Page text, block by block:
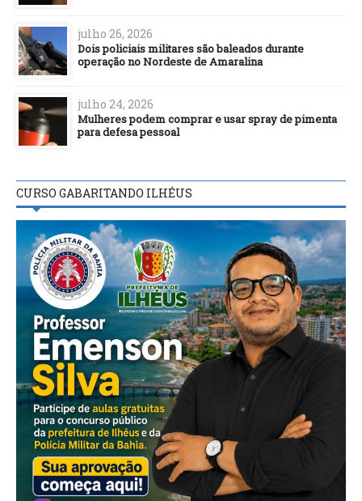
julho 26, 2026
Dois policiais militares são baleados durante
operação no Nordeste de Amaralina
julho 24, 2026
Mulheres podem comprar e usar spray de pimenta
para defesa pessoal
CURSO GABARITANDO ILHÉUS